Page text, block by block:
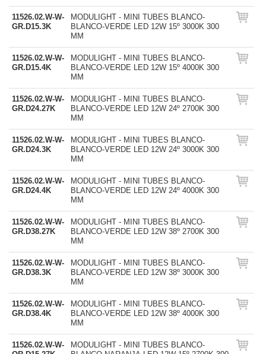
11526.02.W-W-
GR.D15.3K
MODULIGHT - MINI TUBES BLANCO-
BLANCO-VERDE LED 12W 15º 3000K 300
MM
11526.02.W-W-
GR.D15.4K
MODULIGHT - MINI TUBES BLANCO-
BLANCO-VERDE LED 12W 15º 4000K 300
MM
11526.02.W-W-
GR.D24.27K
MODULIGHT - MINI TUBES BLANCO-
BLANCO-VERDE LED 12W 24º 2700K 300
MM
11526.02.W-W-
GR.D24.3K
MODULIGHT - MINI TUBES BLANCO-
BLANCO-VERDE LED 12W 24º 3000K 300
MM
11526.02.W-W-
GR.D24.4K
MODULIGHT - MINI TUBES BLANCO-
BLANCO-VERDE LED 12W 24º 4000K 300
MM
11526.02.W-W-
GR.D38.27K
MODULIGHT - MINI TUBES BLANCO-
BLANCO-VERDE LED 12W 38º 2700K 300
MM
11526.02.W-W-
GR.D38.3K
MODULIGHT - MINI TUBES BLANCO-
BLANCO-VERDE LED 12W 38º 3000K 300
MM
11526.02.W-W-
GR.D38.4K
MODULIGHT - MINI TUBES BLANCO-
BLANCO-VERDE LED 12W 38º 4000K 300
MM
11526.02.W-W-
MODULIGHT - MINI TUBES BLANCO-